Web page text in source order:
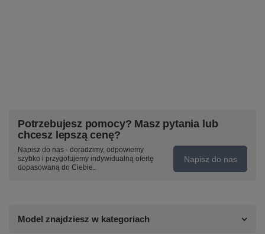
Potrzebujesz pomocy? Masz pytania lub
chcesz lepszą cenę?
Napisz do nas - doradzimy, odpowiemy
szybko i przygotujemy indywidualną ofertę
dopasowaną do Ciebie..
Napisz do nas
Model znajdziesz w kategoriach